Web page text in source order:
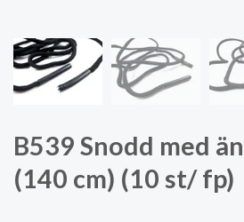
B539 Snodd med
(140 cm) (10 st/ fp)